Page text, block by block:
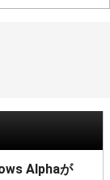
Alphaが